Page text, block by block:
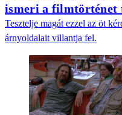
ismeri a filmtörténet
Tesztelje magát ezzel az öt
árnyoldalait villantja fel.